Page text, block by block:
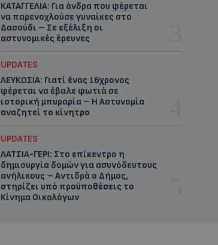
ΚΑΤΑΓΓΕΛΙΑ: Για άνδρα που φέρεται
να παρενοχλούσε γυναίκες στο
Δασούδι – Σε εξέλιξη οι
αστυνομικές έρευνες
UPDATES
ΛΕΥΚΩΣΙΑ: Γιατί ένας 16χρονος
φέρεται να έβαλε φωτιά σε
ιστορική μπυραρία – Η Αστυνομία
αναζητεί το κίνητρο
UPDATES
ΛΑΤΣΙΑ-ΓΕΡΙ: Στο επίκεντρο η
δημιουργία δομών για ασυνόδευτους
ανήλικους – Αντιδρά ο Δήμος,
στηρίζει υπό προϋποθέσεις το
Κίνημα Οικολόγων